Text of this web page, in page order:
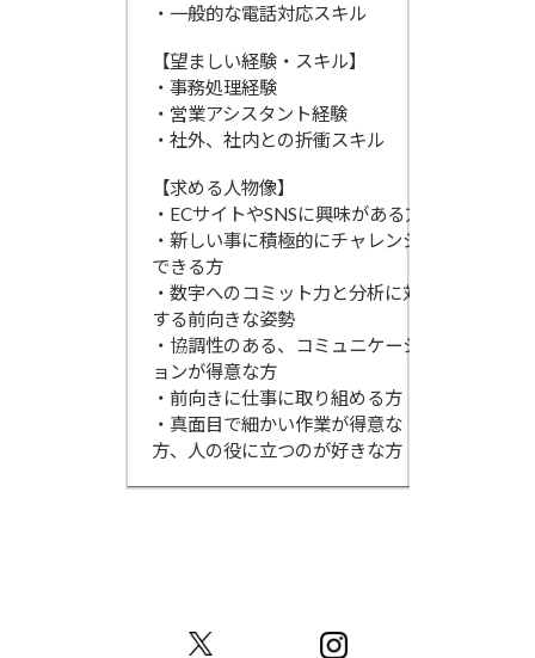
・一般的な電話対応スキル
【望ましい経験・スキル】
・事務処理経験
・営業アシスタント経験
・社外、社内との折衝スキル
【求める人物像】
・ECサイトやSNSに興味がある方
・新しい事に積極的にチャレンジ
できる方
・数字へのコミット力と分析に対
する前向きな姿勢
・協調性のある、コミュニケーシ
ョンが得意な方
・前向きに仕事に取り組める方
・真面目で細かい作業が得意な
方、人の役に立つのが好きな方